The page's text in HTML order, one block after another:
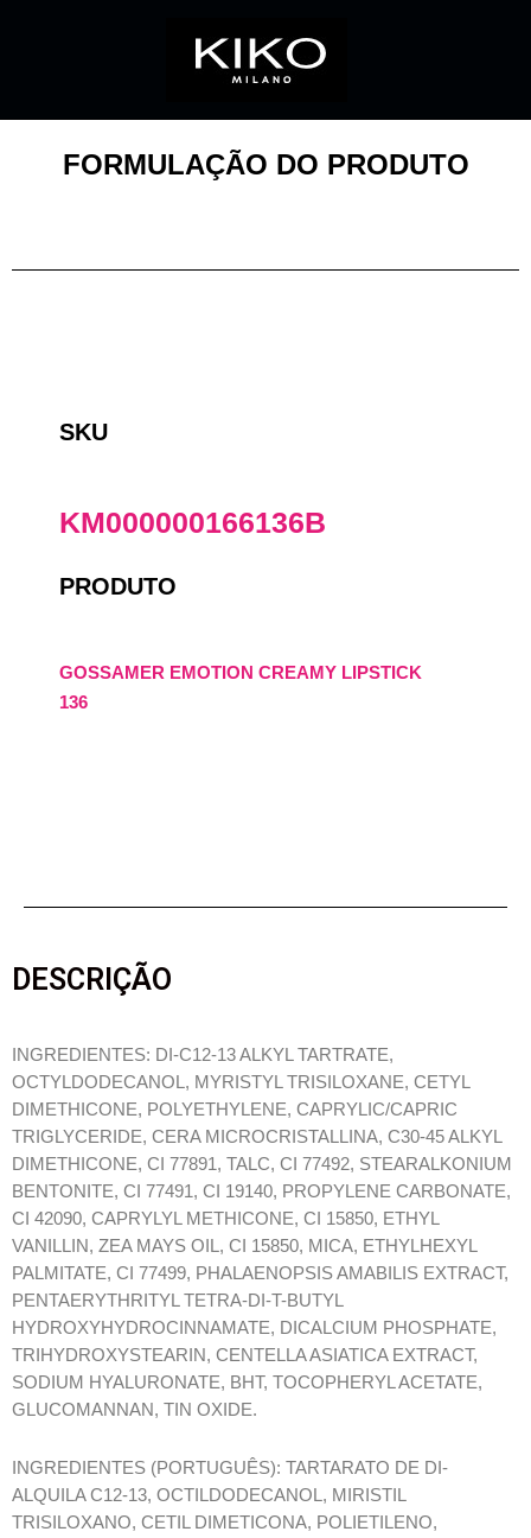
FORMULAÇÃO DO PRODUTO
SKU
KM000000166136B
PRODUTO
GOSSAMER EMOTION CREAMY LIPSTICK
136
DESCRIÇÃO
INGREDIENTES: DI-C12-13 ALKYL TARTRATE,
OCTYLDODECANOL, MYRISTYL TRISILOXANE, CETYL
DIMETHICONE, POLYETHYLENE, CAPRYLIC/CAPRIC
TRIGLYCERIDE, CERA MICROCRISTALLINA, C30-45 ALKYL
DIMETHICONE, CI 77891, TALC, CI 77492, STEARALKONIUM
BENTONITE, CI 77491, CI 19140, PROPYLENE CARBONATE,
CI 42090, CAPRYLYL METHICONE, CI 15850, ETHYL
VANILLIN, ZEA MAYS OIL, CI 15850, MICA, ETHYLHEXYL
PALMITATE, CI 77499, PHALAENOPSIS AMABILIS EXTRACT,
PENTAERYTHRITYL TETRA-DI-T-BUTYL
HYDROXYHYDROCINNAMATE, DICALCIUM PHOSPHATE,
TRIHYDROXYSTEARIN, CENTELLA ASIATICA EXTRACT,
SODIUM HYALURONATE, BHT, TOCOPHERYL ACETATE,
GLUCOMANNAN, TIN OXIDE.
INGREDIENTES (PORTUGUÊS): TARTARATO DE DI-
ALQUILA C12-13, OCTILDODECANOL, MIRISTIL
TRISILOXANO, CETIL DIMETICONA, POLIETILENO,